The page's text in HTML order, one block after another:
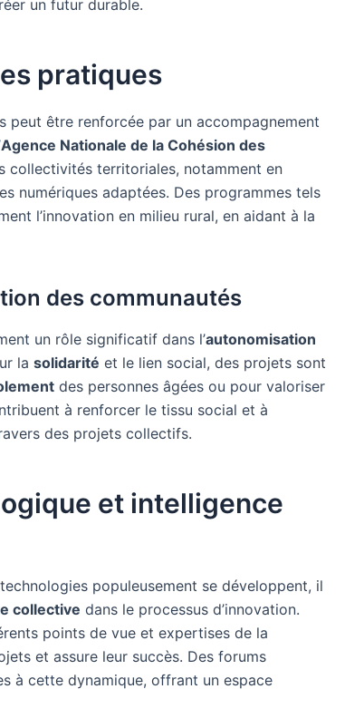
un futur durable.
pratiques
peut être renforcée par un accompagnement
Agence Nationale de la Cohésion des
collectivités territoriales, notamment en
numériques adaptées. Des programmes tels
l’innovation en milieu rural, en aidant à la
des communautés
un rôle significatif dans l’autonomisation
la solidarité et le lien social, des projets sont
des personnes âgées ou pour valoriser
à renforcer le tissu social et à
des projets collectifs.
et intelligence
populeusement se développent, il
collective dans le processus d’innovation.
points de vue et expertises de la
et assure leur succès. Des forums
à cette dynamique, offrant un espace